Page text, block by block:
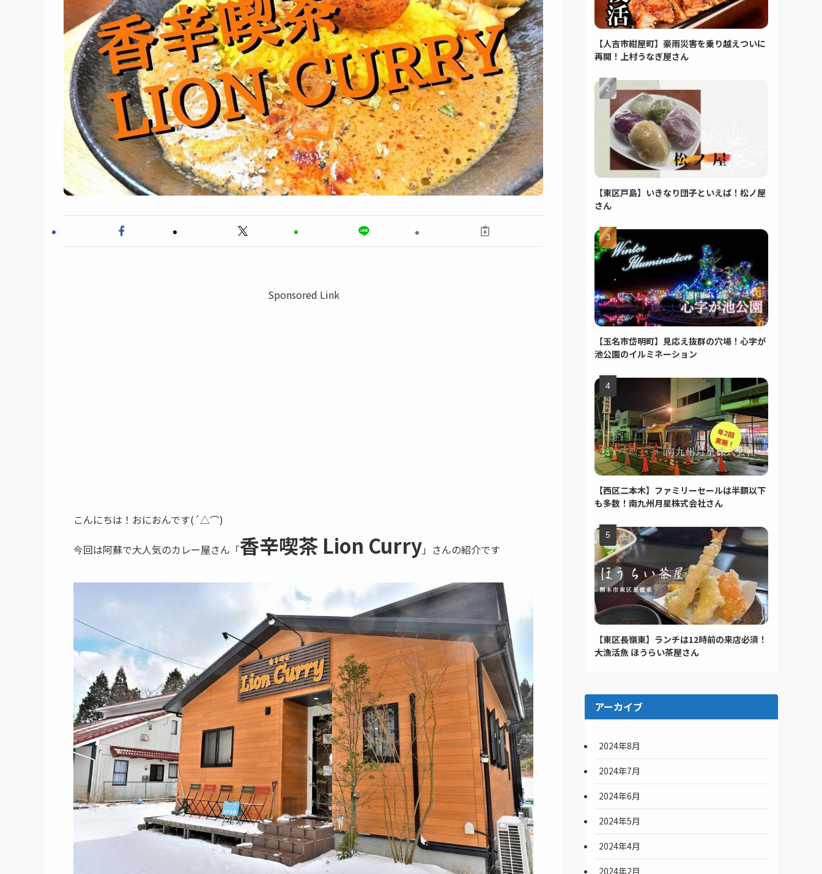
Sponsored Link
こんにちは！おにおんです(´△⌒)
今回は阿蘇で大人気のカレー屋さん「​香辛喫茶 Lion Curry」さんの紹介です
【人吉市紺屋町】豪雨災害を乗り越えついに
再開！上村うなぎ屋さん
【東区戸島】いきなり団子といえば！松ノ屋
さん
【玉名市岱明町】見応え抜群の穴場！心字が
池公園のイルミネーション
【西区二本木】ファミリーセールは半額以下
も多数！南九州月星株式会社さん
【東区長嶺東】ランチは12時前の来店必須！
大漁活魚 ほうらい茶屋さん
アーカイブ
2024年8月
2024年7月
2024年6月
2024年5月
2024年4月
2024年2月